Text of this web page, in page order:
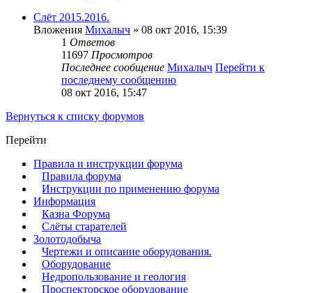
Слёт 2015.2016.
Вложения Михалыч » 08 окт 2016, 15:39
1 Ответов
11697 Просмотров
Последнее сообщение Михалыч Перейти к
последнему сообщению
08 окт 2016, 15:47
Вернуться к списку форумов
Перейти
Правила и инструкции форума
Правила форума
Инструкции по применению форума
Информация
Казна Форума
Слёты старателей
Золотодобыча
Чертежи и описание оборудования.
Оборудование
Недропользование и геология
Проспекторское оборудование